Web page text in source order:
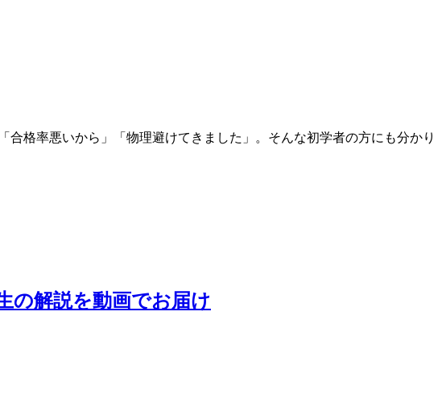
格率悪いから」「物理避けてきました」。そんな初学者の方にも分かり
の解説を動画でお届け